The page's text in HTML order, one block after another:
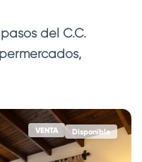
del C.C.
VENTA Disponible